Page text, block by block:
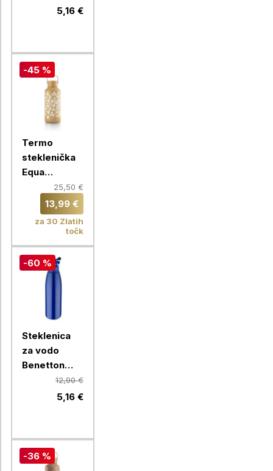
ml, zelena5,16 €
-45 %
Termo
steklenička
Equa
Timeless,
600 ml,
Fleurs
25,50 €
13,99 €
za 30 Zlatih
točk
-60 %
Steklenica
za vodo
Benetton
Rainbow 750
ml, modra
12,90 €
5,16 €
-36 %